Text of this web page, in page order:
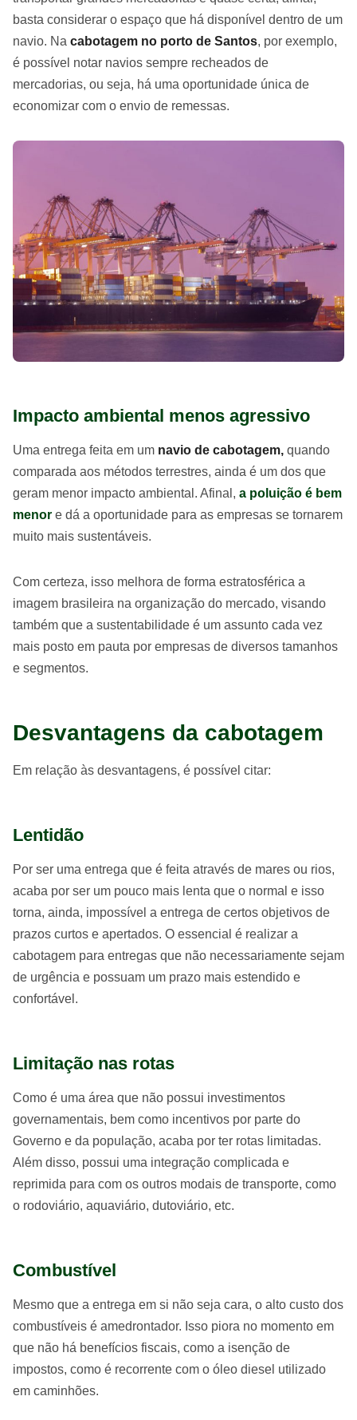
basta considerar o espaço que há disponível dentro de um
navio. Na cabotagem no porto de Santos, por exemplo,
é possível notar navios sempre recheados de
mercadorias, ou seja, há uma oportunidade única de
economizar com o envio de remessas.
Impacto ambiental menos agressivo
Uma entrega feita em um navio de cabotagem, quando
comparada aos métodos terrestres, ainda é um dos que
geram menor impacto ambiental. Afinal, a poluição é bem
menor e dá a oportunidade para as empresas se tornarem
muito mais sustentáveis.
Com certeza, isso melhora de forma estratosférica a
imagem brasileira na organização do mercado, visando
também que a sustentabilidade é um assunto cada vez
mais posto em pauta por empresas de diversos tamanhos
e segmentos.
Desvantagens da cabotagem
Em relação às desvantagens, é possível citar:
Lentidão
Por ser uma entrega que é feita através de mares ou rios,
acaba por ser um pouco mais lenta que o normal e isso
torna, ainda, impossível a entrega de certos objetivos de
prazos curtos e apertados. O essencial é realizar a
cabotagem para entregas que não necessariamente sejam
de urgência e possuam um prazo mais estendido e
confortável.
Limitação nas rotas
Como é uma área que não possui investimentos
governamentais, bem como incentivos por parte do
Governo e da população, acaba por ter rotas limitadas.
Além disso, possui uma integração complicada e
reprimida para com os outros modais de transporte, como
o rodoviário, aquaviário, dutoviário, etc.
Combustível
Mesmo que a entrega em si não seja cara, o alto custo dos
combustíveis é amedrontador. Isso piora no momento em
que não há benefícios fiscais, como a isenção de
impostos, como é recorrente com o óleo diesel utilizado
em caminhões.